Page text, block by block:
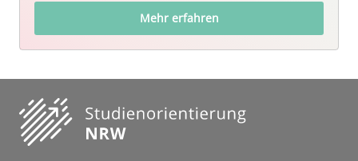
Mehr erfahren